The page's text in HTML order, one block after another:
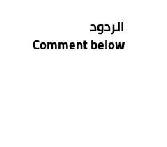
الردود
Comment below